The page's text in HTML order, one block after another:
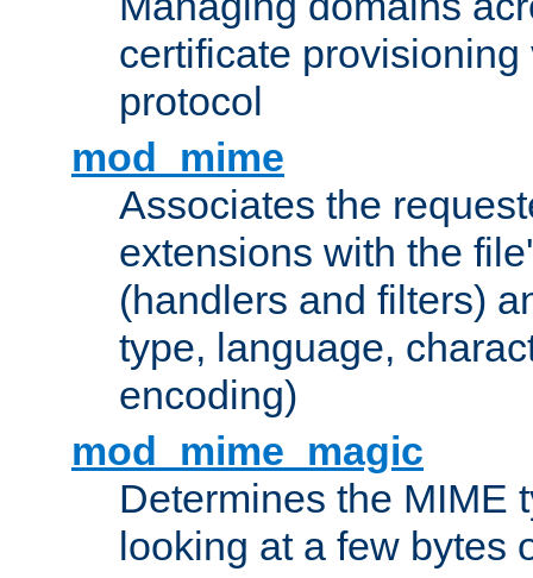
certificate provisioning
protocol
mod_mime
Associates the
extensions with the
(handlers and filters)
type, language,
encoding)
mod_mime_magic
Determines the MIME
looking at a few bytes